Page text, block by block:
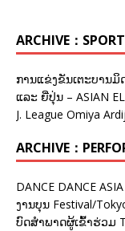
ARCHIVE：
ການແຂ່ງຂັນເຕະບານ
ແລະ ຍີ່ປຸ່ນ – ASIAN
J. League Omiya
ARCHIVE：
DANCE DANCE
ງານບຸນ Festival/
ບົດສຳພາດຜູ້ເຂົ້າຮ່ວມ